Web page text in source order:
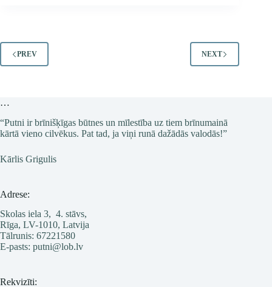
PREV NEXT
…
“Putni ir brīnišķīgas būtnes un mīlestība uz tiem brīnumainā
kārtā vieno cilvēkus. Pat tad, ja viņi runā dažādās valodās!”
Kārlis Grigulis
Adrese:
Skolas iela 3, 4. stāvs,
Rīga, LV-1010, Latvija
Tālrunis: 67221580
E-pasts: putni@lob.lv
Rekvizīti: